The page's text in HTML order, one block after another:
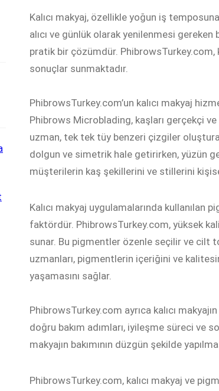
Kalıcı makyaj, özellikle yoğun iş
alıcı ve günlük olarak yenilenmesi
pratik bir çözümdür. PhibrowsTurkey.com,
sonuçlar sunmaktadır.
PhibrowsTurkey.com’un kalıcı makyaj
Phibrows Microblading, kaşları gerçekçi
uzman, tek tek tüy benzeri çizgiler
dolgun ve simetrik hale getirirken, yüzün
müşterilerin kaş şekillerini ve stillerini
Kalıcı makyaj uygulamalarında kullanılan
faktördür. PhibrowsTurkey.com, yüksek
sunar. Bu pigmentler özenle seçilir ve cilt
uzmanları, pigmentlerin içeriğini ve
yaşamasını sağlar.
PhibrowsTurkey.com ayrıca kalıcı
doğru bakım adımları, iyileşme süreci ve
makyajın bakımının düzgün şekilde
PhibrowsTurkey.com, kalıcı makyaj ve